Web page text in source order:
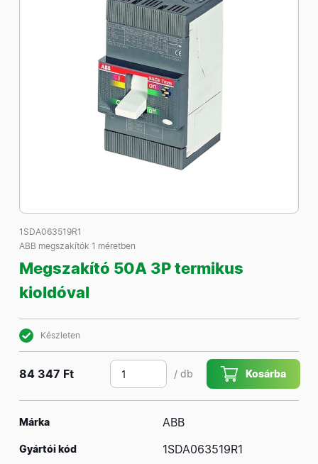
1SDA063519R1
ABB megszakítók 1 méretben
Megszakító 50A 3P termikus
kioldóval
Készleten
84 347 Ft / db Kosárba
Márka ABB
Gyártói kód 1SDA063519R1